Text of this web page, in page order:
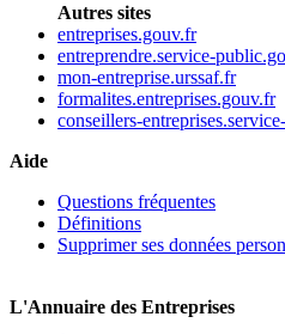
Autres sites
entreprises.gouv.fr
entreprendre.service-
mon-entreprise.urssaf.fr
formalites.entreprises.gouv.fr
conseillers-
Aide
Questions fréquentes
Définitions
Supprimer ses données
L'Annuaire des Entreprises